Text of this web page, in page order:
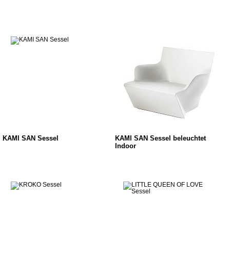
KAMI SAN Sessel
KAMI SAN Sessel beleuchtet
Indoor